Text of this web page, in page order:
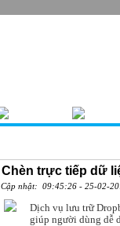
Chèn trực tiếp dữ
Cập nhật: 09:45:26 - 25-02-
Dịch vụ lưu trữ
giúp người dùng dễ